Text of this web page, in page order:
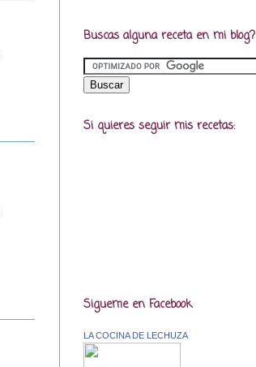
Buscas alguna receta en mi blog?
Si quieres seguir mis recetas:
Sigueme en Facebook
LA COCINA DE LECHUZA